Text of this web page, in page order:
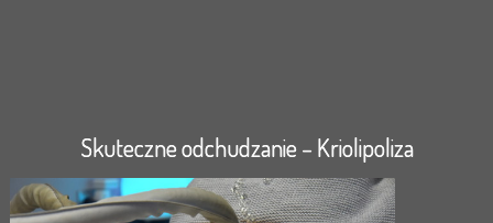
Skuteczne odchudzanie – Kriolipoliza